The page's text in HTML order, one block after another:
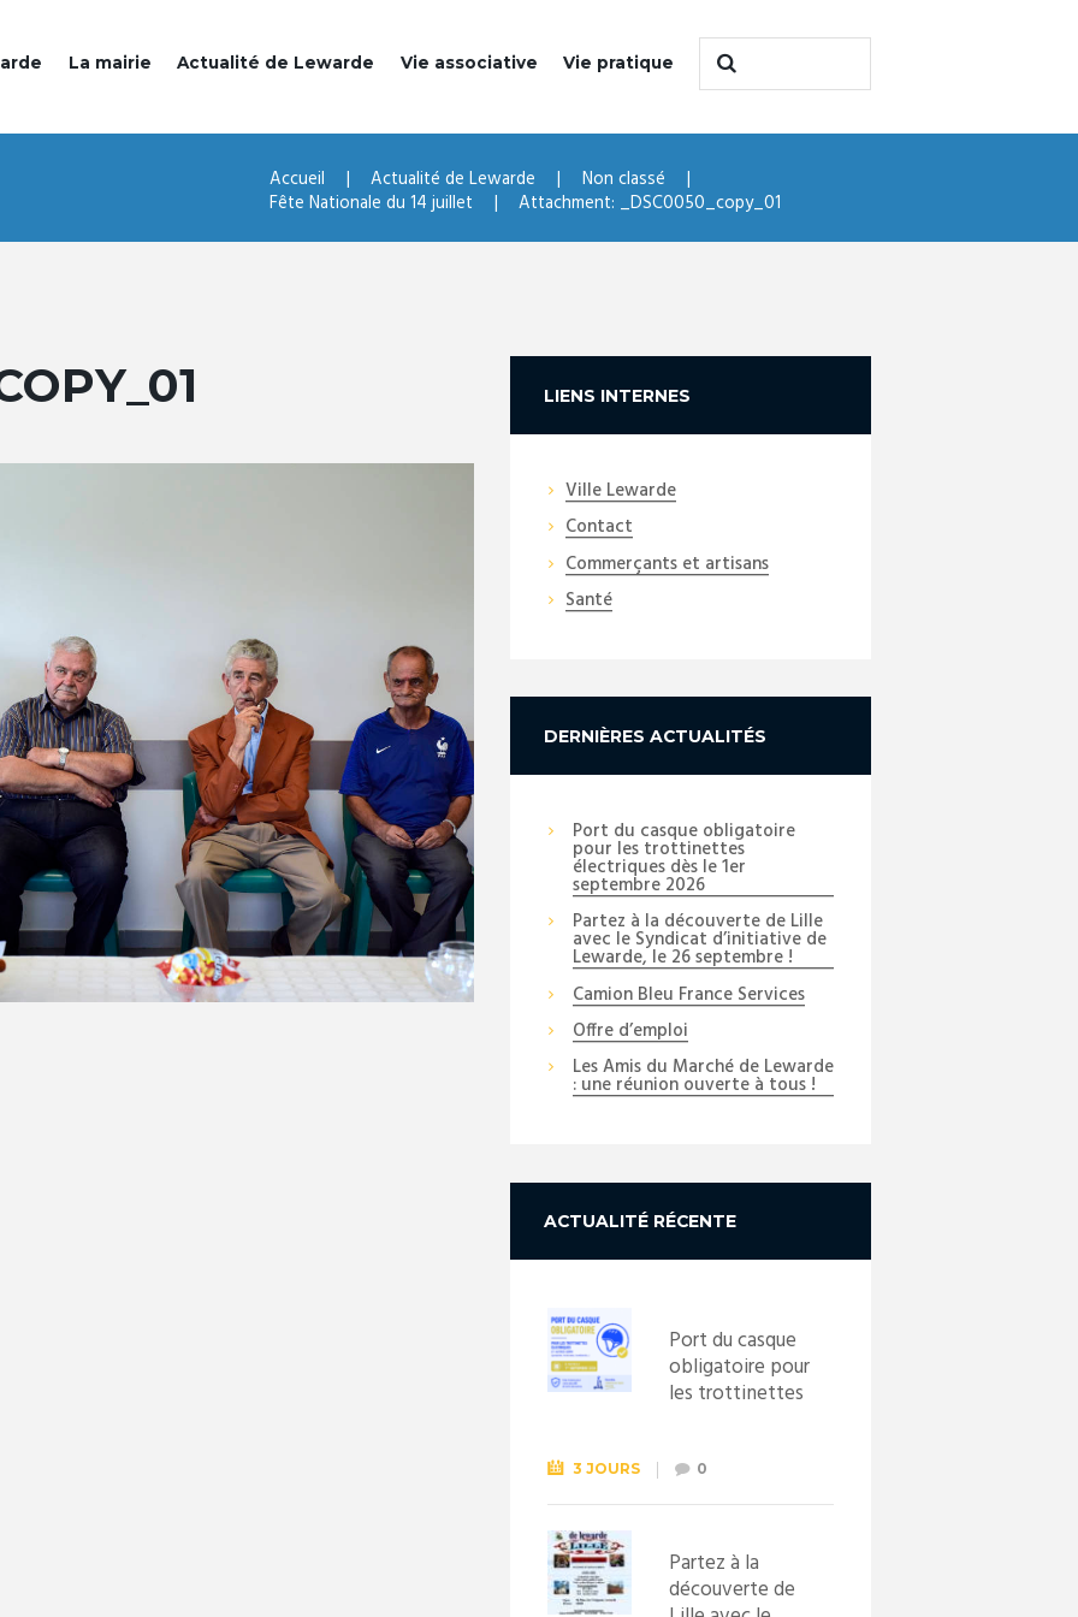
La mairie Actualité de Lewarde Vie associative Vie pratique
Accueil Actualité de Lewarde
Non classé
Fête Nationale du 14 juillet
Attachment: _DSC0050_copy_01
Next item
_DSC0051_copy_01
LIENS INTERNES
Ville Lewarde
Contact
Commerçants et artisans
Santé
DERNIÈRES ACTUALITÉS
Port du casque obligatoire
pour les trottinettes
électriques dès le 1er
septembre 2026
Partez à la découverte de Lille
avec le Syndicat d’initiative de
Lewarde, le 26 septembre !
Camion Bleu France Services
Offre d’emploi
Les Amis du Marché de Lewarde
: une réunion ouverte à tous !
ACTUALITÉ RÉCENTE
Port du casque
obligatoire pour
les trottinettes
septembre
2026
3 JOURS 0
Partez à la
découverte de